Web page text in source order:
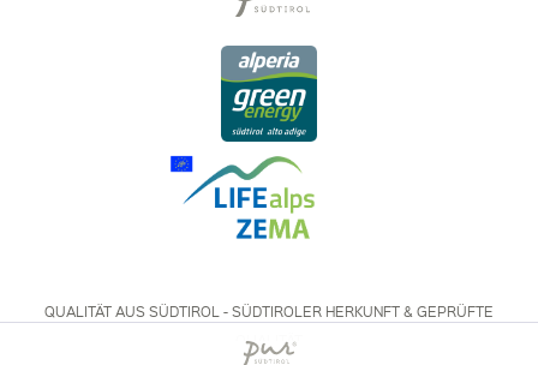
QUALITÄT AUS SÜDTIROL - SÜDTIROLER HERKUNFT & GEPRÜFTE
QUALITÄT